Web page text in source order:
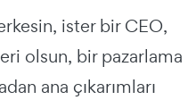
ister bir CEO,
olsun, bir pazarlama
ana çıkarımları